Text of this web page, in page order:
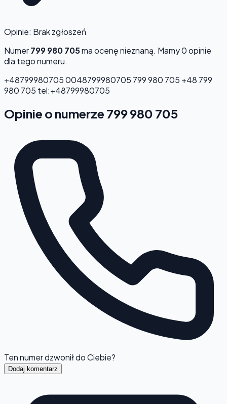
Opinie: Brak zgłoszeń
Numer799 980 705ma ocenęnieznaną. Mamy 0 opinie
dla tego numeru.
+487999807050048799980705 799 980 705 +48 799
980 705 tel:+48799980705
Opinie o numerze 799 980 705
Ten numer dzwonił do Ciebie?
Dodaj komentarz